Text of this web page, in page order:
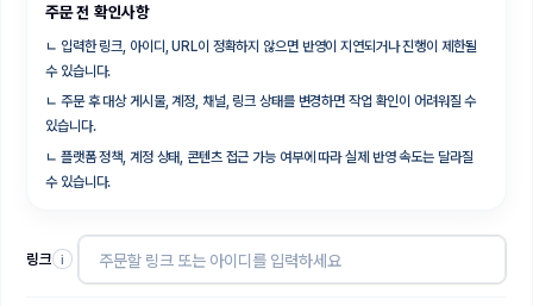
주문 전 확인사항
ㄴ 입력한 링크, 아이디, URL이 정확하지 않으면 반영이 지연되거나 진행이 제한될
수 있습니다.
ㄴ 주문 후 대상 게시물, 계정, 채널, 링크 상태를 변경하면 작업 확인이 어려워질 수
있습니다.
ㄴ 플랫폼 정책, 계정 상태, 콘텐츠 접근 가능 여부에 따라 실제 반영 속도는 달라질
수 있습니다.
링크 i